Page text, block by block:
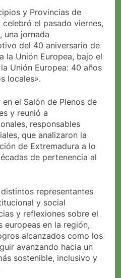
y Provincias de
celebró el pasado viernes,
una jornada
del 40 aniversario de
la Unión Europea, bajo el
Unión Europea: 40 años
locales».
el Salón de Plenos de
y reunió a
responsables
que analizaron la
de Extremadura a lo
de pertenencia al
representantes
y social
y reflexiones sobre el
en la región,
alcanzados como los
avanzando hacia un
sostenible, inclusivo y